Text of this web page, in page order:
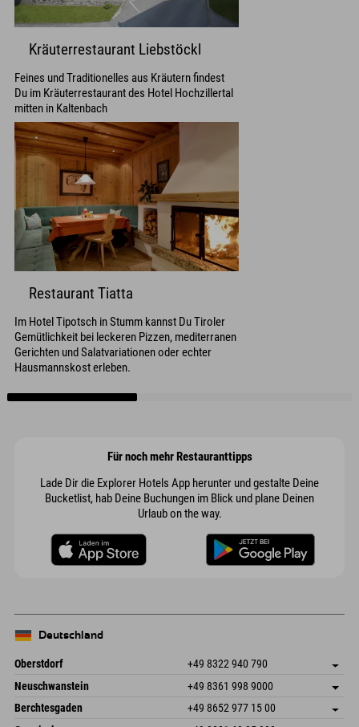
Kräuterrestaurant Liebstöckl
Feines und Traditionelles aus Kräutern findest
Du im Kräuterrestaurant des Hotel Hochzillertal
mitten in Kaltenbach
Restaurant Tiatta
Im Hotel Tipotsch in Stumm kannst Du Tiroler
Gemütlichkeit bei leckeren Pizzen, mediterranen
Gerichten und Salatvariationen oder echter
Hausmannskost erleben.
Für noch mehr Restauranttipps
Lade Dir die Explorer Hotels App herunter und gestalte Deine
Bucketlist, hab Deine Buchungen im Blick und plane Deinen
Urlaub on the way.
Deutschland
Oberstdorf +49 8322 940 790
An der Breitach 3
87538 Fischen I. Allgäu
Deutschland
Adresse speichern
Anreiseinfos
Buchen
Neuschwanstein +49 8361 998 9000
An der Riese 45
87484 Nesselwang im Allgäu
Adresse speichern
Berchtesgaden +49 8652 977 15 00